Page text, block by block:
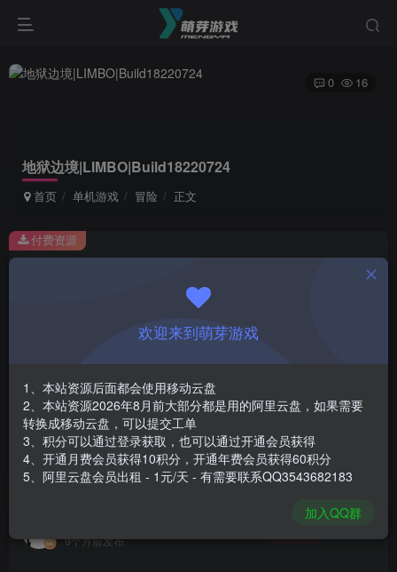
地狱边境|LIMBO|Build18220724
首页 单机游戏 冒险 正文
0 16
此内容为付费资源，请付费后查看
￥1
免费
登录购买
安装包大小
游戏本体大小
106.3 MB
付费资源
9个月前发布
欢迎来到萌芽游戏
1、本站资源后面都会使用移动云盘
2、本站资源2026年8月前大部分都是用的阿里云盘，如果需要
转换成移动云盘，可以提交工单
3、积分可以通过登录获取，也可以通过开通会员获得
4、开通月费会员获得10积分，开通年费会员获得60积分
5、阿里云盘会员出租 - 1元/天 - 有需要联系QQ3543682183
加入QQ群